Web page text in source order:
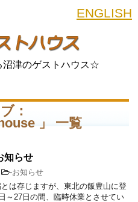
ENGLISH
沼津のゲストハウス☆
：
」 一覧
知らせ
-お知らせ
は存じますが、東北の飯豊山に登
～27日の間、臨時休業とさせてい